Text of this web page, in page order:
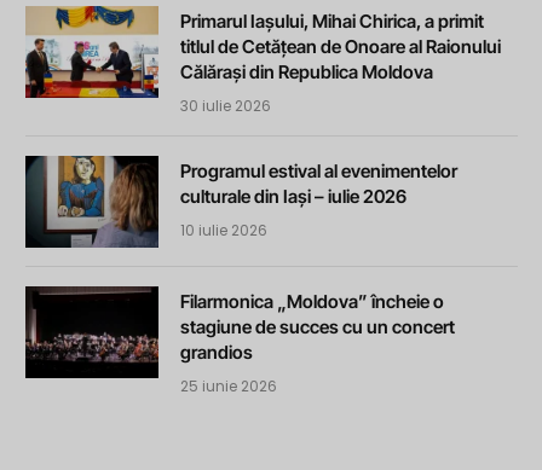
Primarul Iașului, Mihai Chirica, a primit
titlul de Cetățean de Onoare al Raionului
Călărași din Republica Moldova
30 iulie 2026
Programul estival al evenimentelor
culturale din Iași – iulie 2026
10 iulie 2026
Filarmonica „Moldova” încheie o
stagiune de succes cu un concert
grandios
25 iunie 2026